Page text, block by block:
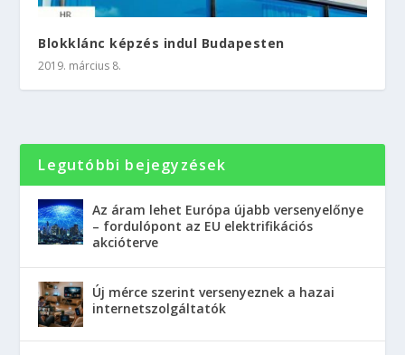
Blokklánc képzés indul Budapesten
2019. március 8.
Legutóbbi bejegyzések
Az áram lehet Európa újabb versenyelőnye
– fordulópont az EU elektrifikációs
akcióterve
Új mérce szerint versenyeznek a hazai
internetszolgáltatók